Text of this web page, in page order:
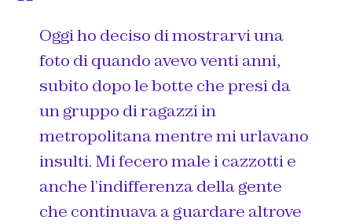
Oggi ho deciso di mostrarvi una
foto di quando avevo venti anni,
subito dopo le botte che presi da
un gruppo di ragazzi in
metropolitana mentre mi urlavano
insulti. Mi fecero male i cazzotti e
anche l’indifferenza della gente
che continuava a guardare altrove